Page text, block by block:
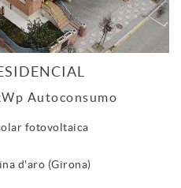
Autoconsumo
fotovoltaica
d'aro (Girona)